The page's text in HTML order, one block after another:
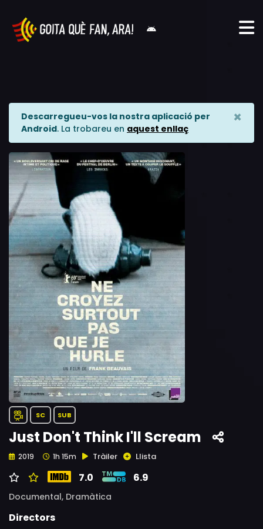
Descarregueu-vos la nostra aplicació per
Android. La trobareu en aquest enllaç
×
SC SUB
Just Don't Think I'll Scream
2019 1h 15m Tràiler Llista
7.0 6.9
Documental, Dramàtica
Directors